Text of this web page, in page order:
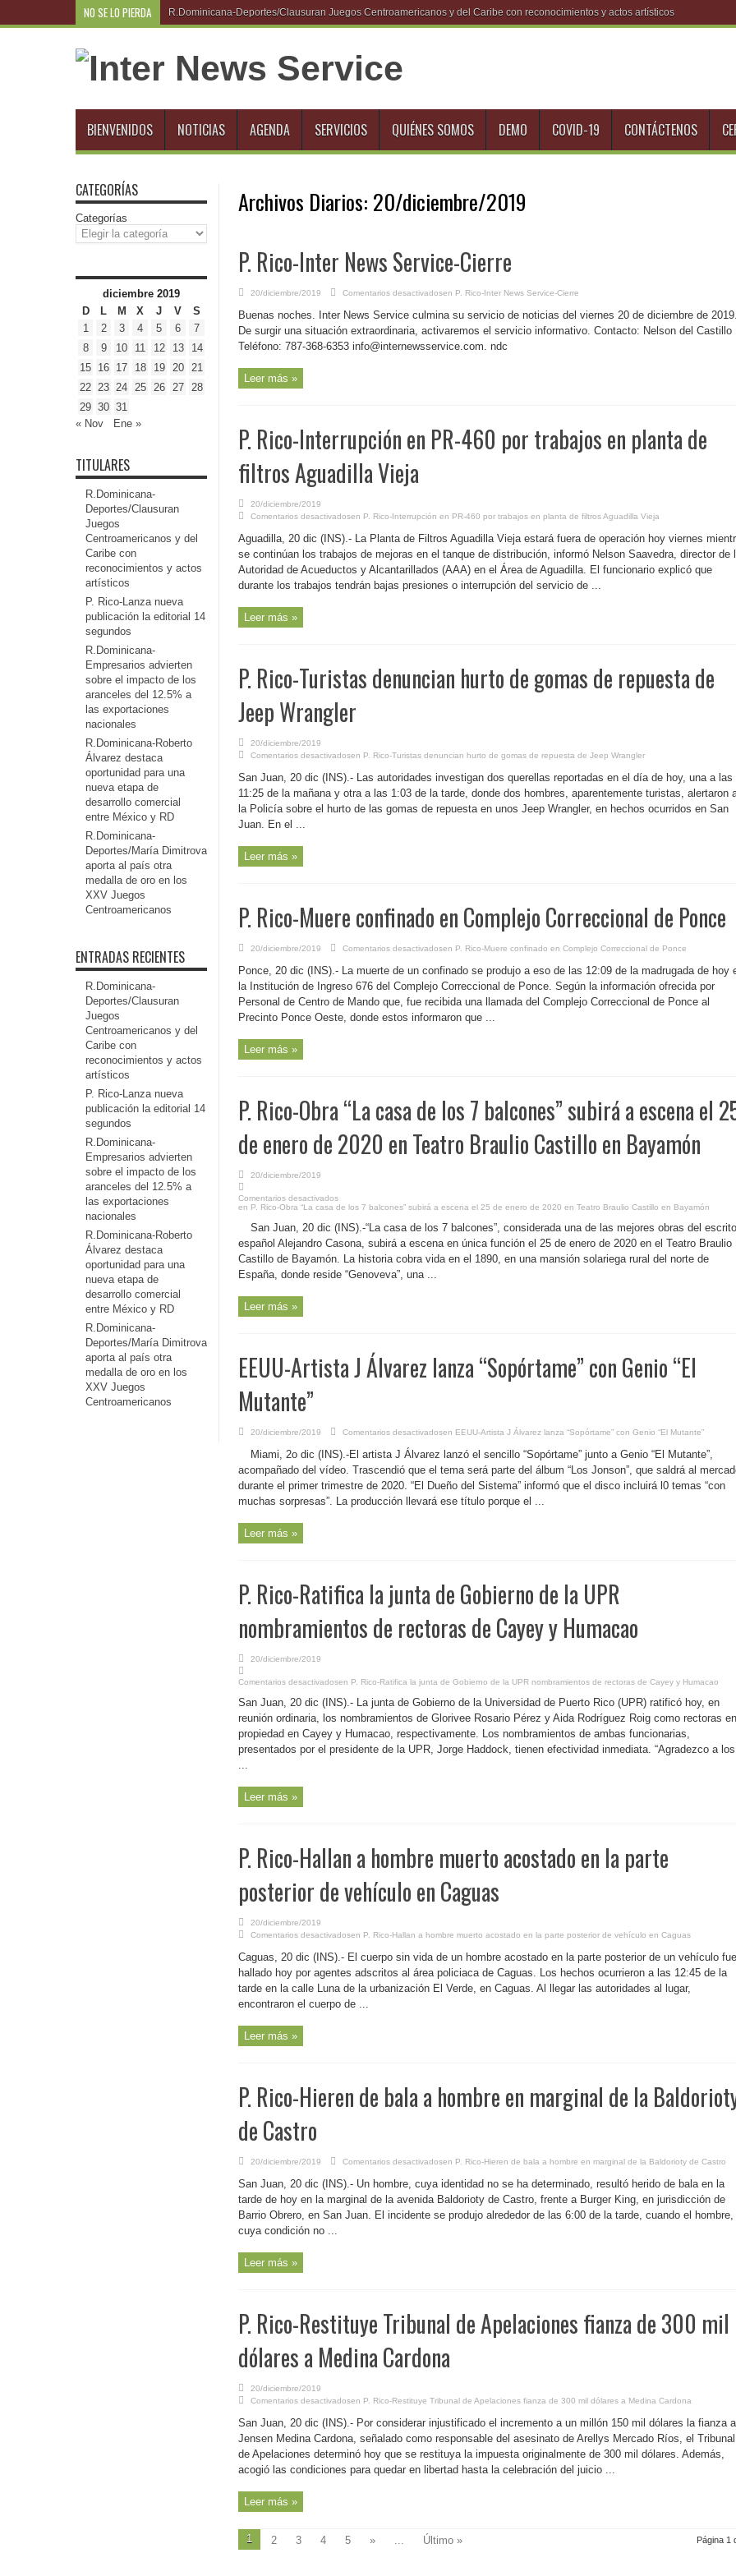
NO SE LO PIERDA R.Dominicana-Deportes/Clausuran Juegos Centroamericanos y del Caribe con reconocimientos y actos artísticos
BIENVENIDOS NOTICIAS AGENDA SERVICIOS QUIÉNES SOMOS DEMO COVID-19 CONTÁCTENOS
Archivos Diarios: 20/diciembre/2019
P. Rico-Inter News Service-Cierre
20/diciembre/2019 Comentarios desactivadosen P. Rico-Inter News Service-Cierre
Buenas noches. Inter News Service culmina su servicio de noticias del viernes 20 de diciembre de
De surgir una situación extraordinaria, activaremos el servicio informativo. Contacto: Nelson del Castillo
Teléfono: 787-368-6353 info@internewsservice.com. ndc
Leer más »
P. Rico-Interrupción en PR-460 por trabajos en planta de
filtros Aguadilla Vieja
20/diciembre/2019
Comentarios desactivadosen P. Rico-Interrupción en PR-460 por trabajos en planta de filtros Aguadilla Vieja
Aguadilla, 20 dic (INS).- La Planta de Filtros Aguadilla Vieja estará fuera de operación hoy viernes
se continúan los trabajos de mejoras en el tanque de distribución, informó Nelson Saavedra, director de
Autoridad de Acueductos y Alcantarillados (AAA) en el Área de Aguadilla. El funcionario explicó que
durante los trabajos tendrán bajas presiones o interrupción del servicio de ...
Leer más »
P. Rico-Turistas denuncian hurto de gomas de repuesta de
Jeep Wrangler
20/diciembre/2019
Comentarios desactivadosen P. Rico-Turistas denuncian hurto de gomas de repuesta de Jeep Wrangler
San Juan, 20 dic (INS).- Las autoridades investigan dos querellas reportadas en el día de hoy, una a las
11:25 de la mañana y otra a las 1:03 de la tarde, donde dos hombres, aparentemente turistas, alertaron
la Policía sobre el hurto de las gomas de repuesta en unos Jeep Wrangler, en hechos ocurridos en San
Juan. En el ...
Leer más »
P. Rico-Muere confinado en Complejo Correccional de Ponce
20/diciembre/2019 Comentarios desactivadosen P. Rico-Muere confinado en Complejo Correccional de Ponce
Ponce, 20 dic (INS).- La muerte de un confinado se produjo a eso de las 12:09 de la madrugada de hoy
la Institución de Ingreso 676 del Complejo Correccional de Ponce. Según la información ofrecida por
Personal de Centro de Mando que, fue recibida una llamada del Complejo Correccional de Ponce al
Precinto Ponce Oeste, donde estos informaron que ...
Leer más »
P. Rico-Obra “La casa de los 7 balcones” subirá a escena el
de enero de 2020 en Teatro Braulio Castillo en Bayamón
20/diciembre/2019
Comentarios desactivados
en P. Rico-Obra “La casa de los 7 balcones” subirá a escena el 25 de enero de 2020 en Teatro Braulio Castillo en Bayamón
San Juan, 20 dic (INS).-“La casa de los 7 balcones”, considerada una de las mejores obras del
español Alejandro Casona, subirá a escena en única función el 25 de enero de 2020 en el Teatro Braulio
Castillo de Bayamón. La historia cobra vida en el 1890, en una mansión solariega rural del norte de
España, donde reside “Genoveva”, una ...
Leer más »
EEUU-Artista J Álvarez lanza “Sopórtame” con Genio “El
Mutante”
20/diciembre/2019 Comentarios desactivadosen EEUU-Artista J Álvarez lanza “Sopórtame” con Genio “El Mutante”
Miami, 2o dic (INS).-El artista J Álvarez lanzó el sencillo “Sopórtame” junto a Genio “El Mutante”,
acompañado del vídeo. Trascendió que el tema será parte del álbum “Los Jonson”, que saldrá al
durante el primer trimestre de 2020. “El Dueño del Sistema” informó que el disco incluirá l0 temas “con
muchas sorpresas”. La producción llevará ese título porque el ...
Leer más »
P. Rico-Ratifica la junta de Gobierno de la UPR
nombramientos de rectoras de Cayey y Humacao
20/diciembre/2019
Comentarios desactivadosen P. Rico-Ratifica la junta de Gobierno de la UPR nombramientos de rectoras de Cayey y Humacao
San Juan, 20 dic (INS).- La junta de Gobierno de la Universidad de Puerto Rico (UPR) ratificó hoy, en
reunión ordinaria, los nombramientos de Glorivee Rosario Pérez y Aida Rodríguez Roig como rectoras en
propiedad en Cayey y Humacao, respectivamente. Los nombramientos de ambas funcionarias,
presentados por el presidente de la UPR, Jorge Haddock, tienen efectividad inmediata. “Agradezco a los
...
Leer más »
P. Rico-Hallan a hombre muerto acostado en la parte
posterior de vehículo en Caguas
20/diciembre/2019
Comentarios desactivadosen P. Rico-Hallan a hombre muerto acostado en la parte posterior de vehículo en Caguas
Caguas, 20 dic (INS).- El cuerpo sin vida de un hombre acostado en la parte posterior de un vehículo fue
hallado hoy por agentes adscritos al área policiaca de Caguas. Los hechos ocurrieron a las 12:45 de la
tarde en la calle Luna de la urbanización El Verde, en Caguas. Al llegar las autoridades al lugar,
encontraron el cuerpo de ...
Leer más »
P. Rico-Hieren de bala a hombre en marginal de la
de Castro
20/diciembre/2019 Comentarios desactivadosen P. Rico-Hieren de bala a hombre en marginal de la Baldorioty de Castro
San Juan, 20 dic (INS).- Un hombre, cuya identidad no se ha determinado, resultó herido de bala en la
tarde de hoy en la marginal de la avenida Baldorioty de Castro, frente a Burger King, en jurisdicción de
Barrio Obrero, en San Juan. El incidente se produjo alrededor de las 6:00 de la tarde, cuando el hombre,
cuya condición no ...
Leer más »
P. Rico-Restituye Tribunal de Apelaciones fianza de 300 mil
dólares a Medina Cardona
20/diciembre/2019
Comentarios desactivadosen P. Rico-Restituye Tribunal de Apelaciones fianza de 300 mil dólares a Medina Cardona
San Juan, 20 dic (INS).- Por considerar injustificado el incremento a un millón 150 mil dólares la fianza a
Jensen Medina Cardona, señalado como responsable del asesinato de Arellys Mercado Ríos, el Tribunal
de Apelaciones determinó hoy que se restituya la impuesta originalmente de 300 mil dólares. Además,
acogió las condiciones para quedar en libertad hasta la celebración del juicio ...
Leer más »
Página 1
1 2 3 4 5 » ... Último »
CATEGORÍAS
Categorías
diciembre 2019
D
L M X J V
S
1
2 3 4 5 6
7
8
9 10 11 12 13
14
15 16 17 18 19 20
21
22 23 24 25 26 27
28
29 30 31
« Nov
Ene »
TITULARES
R.Dominicana-
Deportes/Clausuran
Juegos
Centroamericanos y del
Caribe con
reconocimientos y actos
artísticos
P. Rico-Lanza nueva
publicación la editorial 14
segundos
R.Dominicana-
Empresarios advierten
sobre el impacto de los
aranceles del 12.5% a
las exportaciones
nacionales
R.Dominicana-Roberto
Álvarez destaca
oportunidad para una
nueva etapa de
desarrollo comercial
entre México y RD
R.Dominicana-
Deportes/María Dimitrova
aporta al país otra
medalla de oro en los
XXV Juegos
Centroamericanos
ENTRADAS RECIENTES
R.Dominicana-
Deportes/Clausuran
Juegos
Centroamericanos y del
Caribe con
reconocimientos y actos
artísticos
P. Rico-Lanza nueva
publicación la editorial 14
segundos
R.Dominicana-
Empresarios advierten
sobre el impacto de los
aranceles del 12.5% a
las exportaciones
nacionales
R.Dominicana-Roberto
Álvarez destaca
oportunidad para una
nueva etapa de
desarrollo comercial
entre México y RD
R.Dominicana-
Deportes/María Dimitrova
aporta al país otra
medalla de oro en los
XXV Juegos
Centroamericanos